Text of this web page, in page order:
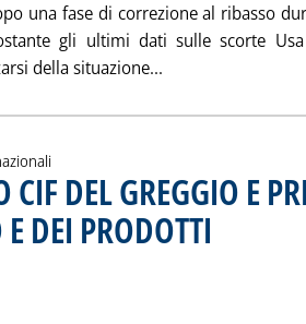
una fase di correzione al ribasso
gli ultimi dati sulle scorte
della situazione...
DEL GREGGIO E
DEI PRODOTTI
MEDIO CIF DEL GREGGIO E
notizia